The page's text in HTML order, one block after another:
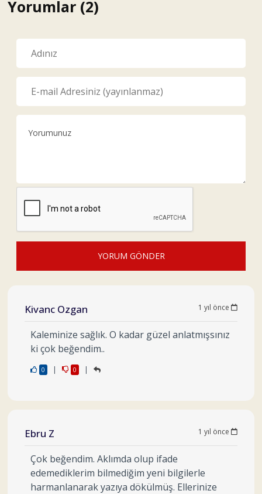
Yorumlar (2)
YORUM GÖNDER
Kivanc Ozgan 1 yıl önce
Kaleminize sağlık. O kadar güzel anlatmışsınız
ki çok beğendim..
0 | 0 |
Ebru Z 1 yıl önce
Çok beğendim. Aklımda olup ifade
edemediklerim bilmediğim yeni bilgilerle
harmanlanarak yazıya dökülmüş. Ellerinize